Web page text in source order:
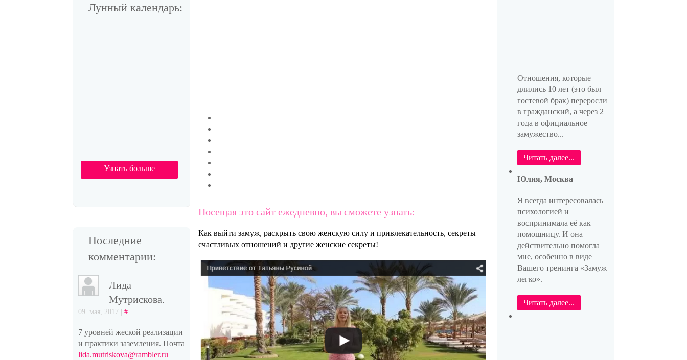
Посещая это сайт ежедневно, вы сможете узнать:
Как выйти замуж, раскрыть свою женскую силу и привлекательность, секреты
счастливых отношений и другие женские секреты!
Лунный календарь:
Узнать больше
Последние
комментарии:
Лида
Мутрискова.
09. мая, 2017 |#
7 уровней жеской реализации
и практики заземления. Почта
lida.mutriskova@rambler.ru
Отношения, которые
длились 10 лет (это был
гостевой брак) переросли
в гражданский, а через 2
года в официальное
замужество...
Читать далее...
Юлия, Москва
Я всегда интересовалась
психологией и
воспринимала её как
помощницу. И она
действительно помогла
мне, особенно в виде
Вашего тренинга «Замуж
легко».
Читать далее...